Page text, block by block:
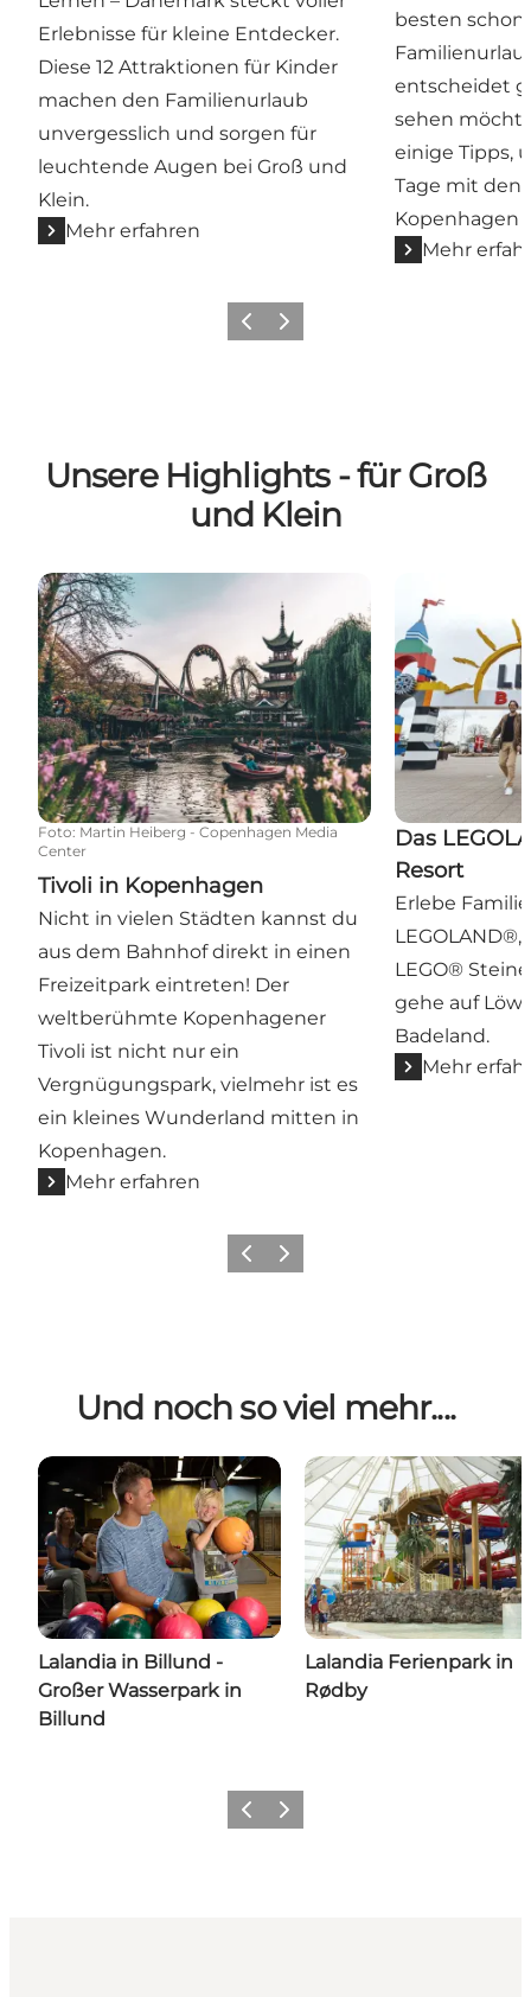
Erlebnisse für kleine Entdecker.
Diese 12 Attraktionen für Kinder
machen den Familienurlaub
unvergesslich und sorgen für
leuchtende Augen bei Groß und
Klein.
Mehr erfahren
besten
entscheidet
sehen
einige Tipps,
Tage mit den
Kopenhagen
Mehr
ZurückWeiter
Unsere Highlights - für Groß
und Klein
Tivoli in Kopenhagen
Foto: Martin Heiberg - Copenhagen Media
Center
Tivoli in Kopenhagen
Nicht in vielen Städten kannst du
aus dem Bahnhof direkt in einen
Freizeitpark eintreten! Der
weltberühmte Kopenhagener
Tivoli ist nicht nur ein
Vergnügungspark, vielmehr ist es
ein kleines Wunderland mitten in
Kopenhagen.
Mehr erfahren
Das
Resort
Erlebe
LEGO®
gehe auf
Badeland.
Mehr
ZurückWeiter
Und noch so viel mehr....
Lalandia in Billund -
Großer Wasserpark in
Billund
Lalandia Ferienpark in
Rødby
ZurückWeiter